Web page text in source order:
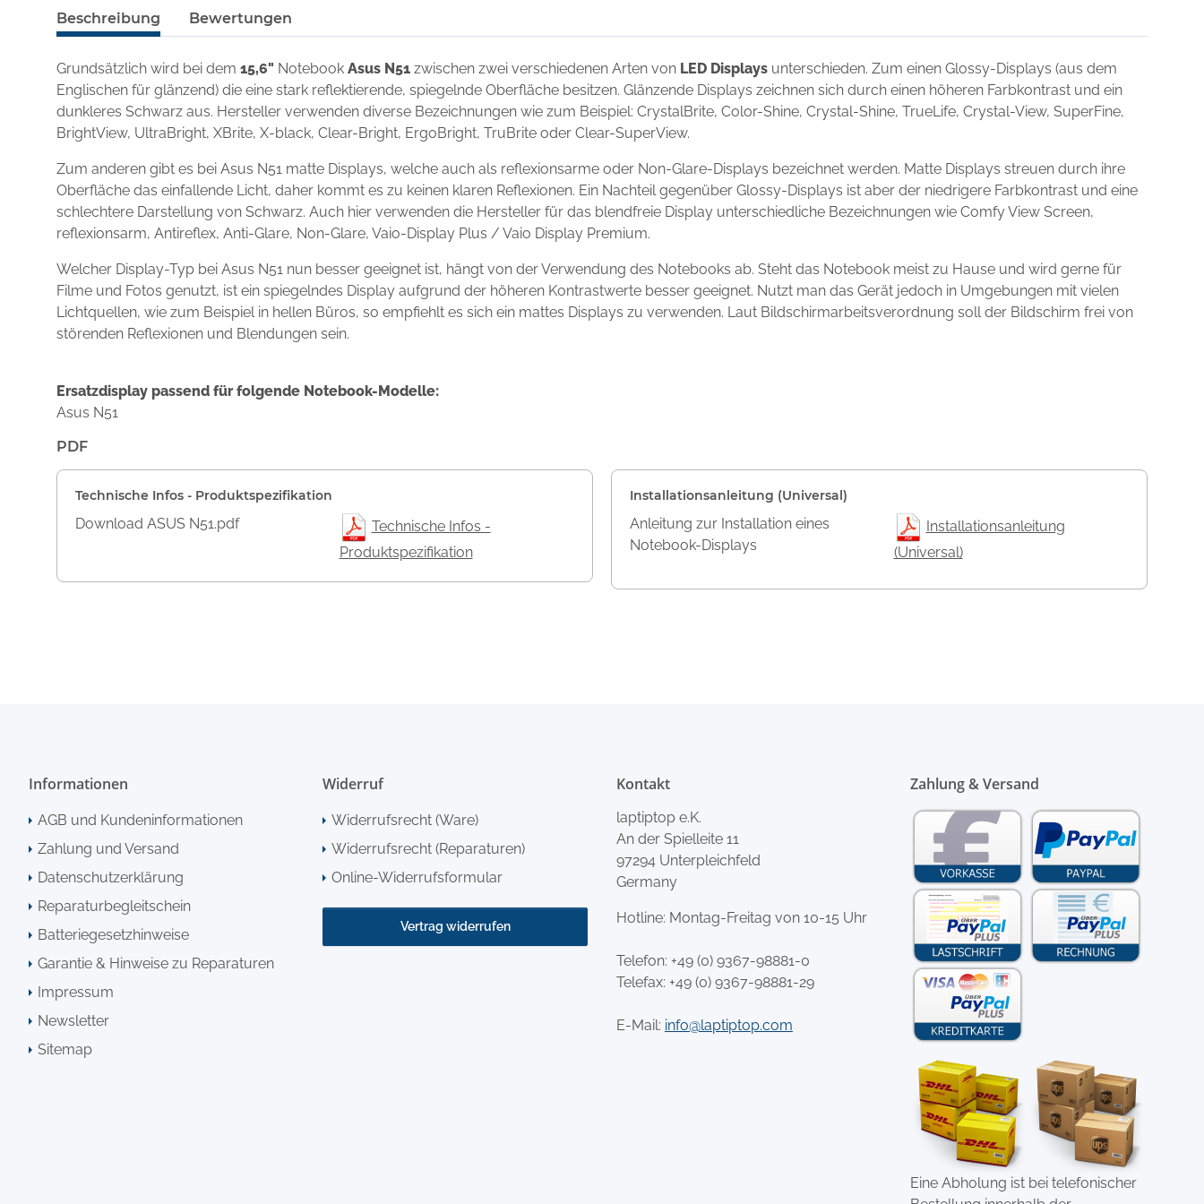
Beschreibung Bewertungen
Grundsätzlich wird bei dem 15,6" Notebook Asus N51 zwischen zwei verschiedenen Arten von LED Displays unterschieden. Zum einen Glossy-Displays (aus dem
Englischen für glänzend) die eine stark reflektierende, spiegelnde Oberfläche besitzen. Glänzende Displays zeichnen sich durch einen höheren Farbkontrast und ein
dunkleres Schwarz aus. Hersteller verwenden diverse Bezeichnungen wie zum Beispiel: CrystalBrite, Color-Shine, Crystal-Shine, TrueLife, Crystal-View, SuperFine,
BrightView, UltraBright, XBrite, X-black, Clear-Bright, ErgoBright, TruBrite oder Clear-SuperView.
Zum anderen gibt es bei Asus N51 matte Displays, welche auch als reflexionsarme oder Non-Glare-Displays bezeichnet werden. Matte Displays streuen durch ihre
Oberfläche das einfallende Licht, daher kommt es zu keinen klaren Reflexionen. Ein Nachteil gegenüber Glossy-Displays ist aber der niedrigere Farbkontrast und eine
schlechtere Darstellung von Schwarz. Auch hier verwenden die Hersteller für das blendfreie Display unterschiedliche Bezeichnungen wie Comfy View Screen,
reflexionsarm, Antireflex, Anti-Glare, Non-Glare, Vaio-Display Plus / Vaio Display Premium.
Welcher Display-Typ bei Asus N51 nun besser geeignet ist, hängt von der Verwendung des Notebooks ab. Steht das Notebook meist zu Hause und wird gerne für
Filme und Fotos genutzt, ist ein spiegelndes Display aufgrund der höheren Kontrastwerte besser geeignet. Nutzt man das Gerät jedoch in Umgebungen mit vielen
Lichtquellen, wie zum Beispiel in hellen Büros, so empfiehlt es sich ein mattes Displays zu verwenden. Laut Bildschirmarbeitsverordnung soll der Bildschirm frei von
störenden Reflexionen und Blendungen sein.
Ersatzdisplay passend für folgende Notebook-Modelle:
Asus N51
PDF
Technische Infos - Produktspezifikation
Download ASUS N51.pdf
Technische Infos -
Produktspezifikation
Installationsanleitung (Universal)
Anleitung zur Installation eines
Notebook-Displays
Installationsanleitung
(Universal)
Informationen
AGB und Kundeninformationen
Zahlung und Versand
Datenschutzerklärung
Reparaturbegleitschein
Batteriegesetzhinweise
Garantie & Hinweise zu Reparaturen
Impressum
Newsletter
Sitemap
Widerruf
Widerrufsrecht (Ware)
Widerrufsrecht (Reparaturen)
Online-Widerrufsformular
Vertrag widerrufen
Kontakt
laptiptop e.K.
An der Spielleite 11
97294 Unterpleichfeld
Germany
Hotline: Montag-Freitag von 10-15 Uhr
Telefon: +49 (0) 9367-98881-0
Telefax: +49 (0) 9367-98881-29
E-Mail: info@laptiptop.com
Zahlung & Versand
Eine Abholung ist bei telefonischer